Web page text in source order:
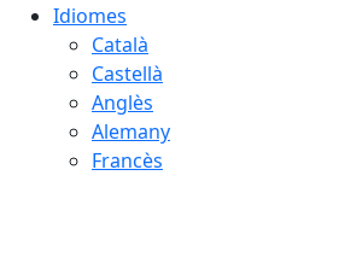
Idiomes
Català
Castellà
Anglès
Alemany
Francès